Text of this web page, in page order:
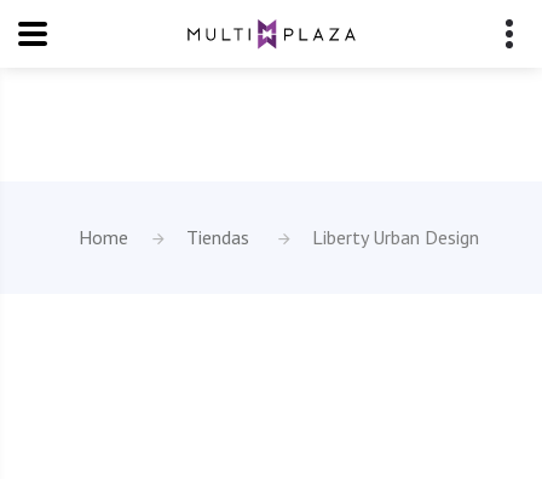
Home Tiendas Liberty Urban Design